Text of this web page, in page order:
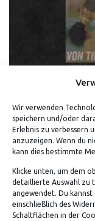
Wir verwenden
speichern und/oder
Erlebnis zu verbessern
anzuzeigen. Wenn du
kann dies bestimmte
Klicke unten, um dem
detaillierte Auswahl zu
angewendet. Du
einschließlich des
Schaltflächen in der
GEBURT DER